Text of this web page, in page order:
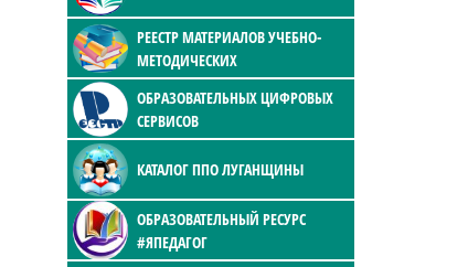
РЕЕСТР МАТЕРИАЛОВ УЧЕБНО-
МЕТОДИЧЕСКИХ
ОБРАЗОВАТЕЛЬНЫХ ЦИФРОВЫХ
СЕРВИСОВ
КАТАЛОГ ППО ЛУГАНЩИНЫ
ОБРАЗОВАТЕЛЬНЫЙ РЕСУРС
#ЯПЕДАГОГ